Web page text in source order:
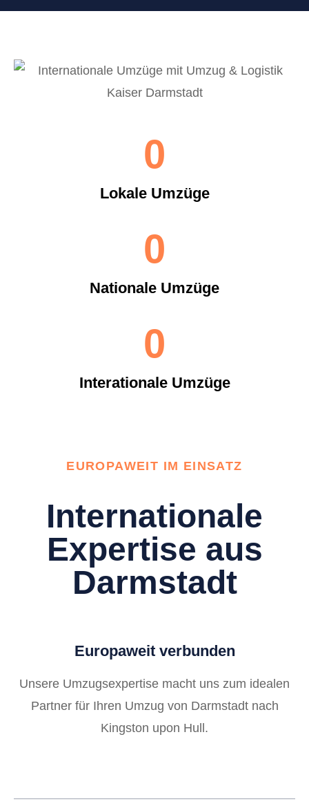
Lokale Umzüge
0
Nationale Umzüge
0
Interationale Umzüge
0
EUROPAWEIT IM EINSATZ
Internationale
Expertise aus
Darmstadt
Europaweit verbunden
Unsere Umzugsexpertise macht uns zum idealen
Partner für Ihren Umzug von Darmstadt nach
Kingston upon Hull.